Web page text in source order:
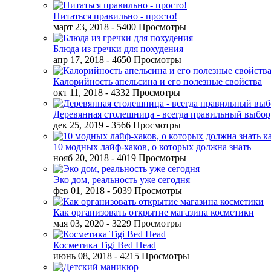
Питаться правильно - просто!
март 23, 2018 - 5400 Просмотры
Блюда из гречки для похудения
апр 17, 2018 - 4650 Просмотры
Калорийность апельсина и его полезные свойства
окт 11, 2018 - 4332 Просмотры
Деревянная столешница - всегда правильный выбор
дек 25, 2019 - 3566 Просмотры
10 модных лайф-хаков, о которых должна знать
нояб 20, 2018 - 4019 Просмотры
Эко дом, реальность уже сегодня
фев 01, 2018 - 5039 Просмотры
Как организовать открытие магазина косметики
мая 03, 2020 - 3229 Просмотры
Косметика Tigi Bed Head
июнь 08, 2018 - 4215 Просмотры